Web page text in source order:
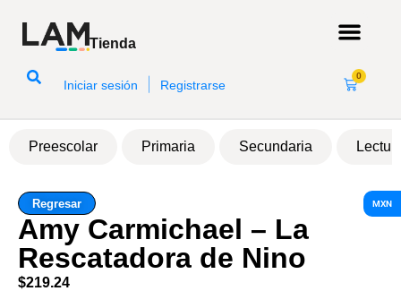
MXN
Tienda
Iniciar sesión Registrarse
0
Preescolar Primaria Secundaria
Regresar
Amy Carmichael – La
Rescatadora de Nino
$219.24